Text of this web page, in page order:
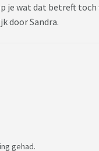
je wat dat betreft toch
door Sandra.
gehad.